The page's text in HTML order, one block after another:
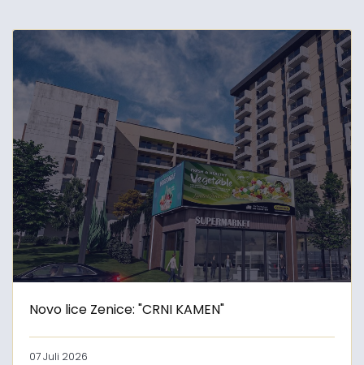
Novo lice Zenice: "CRNI KAMEN"
07 Juli 2026